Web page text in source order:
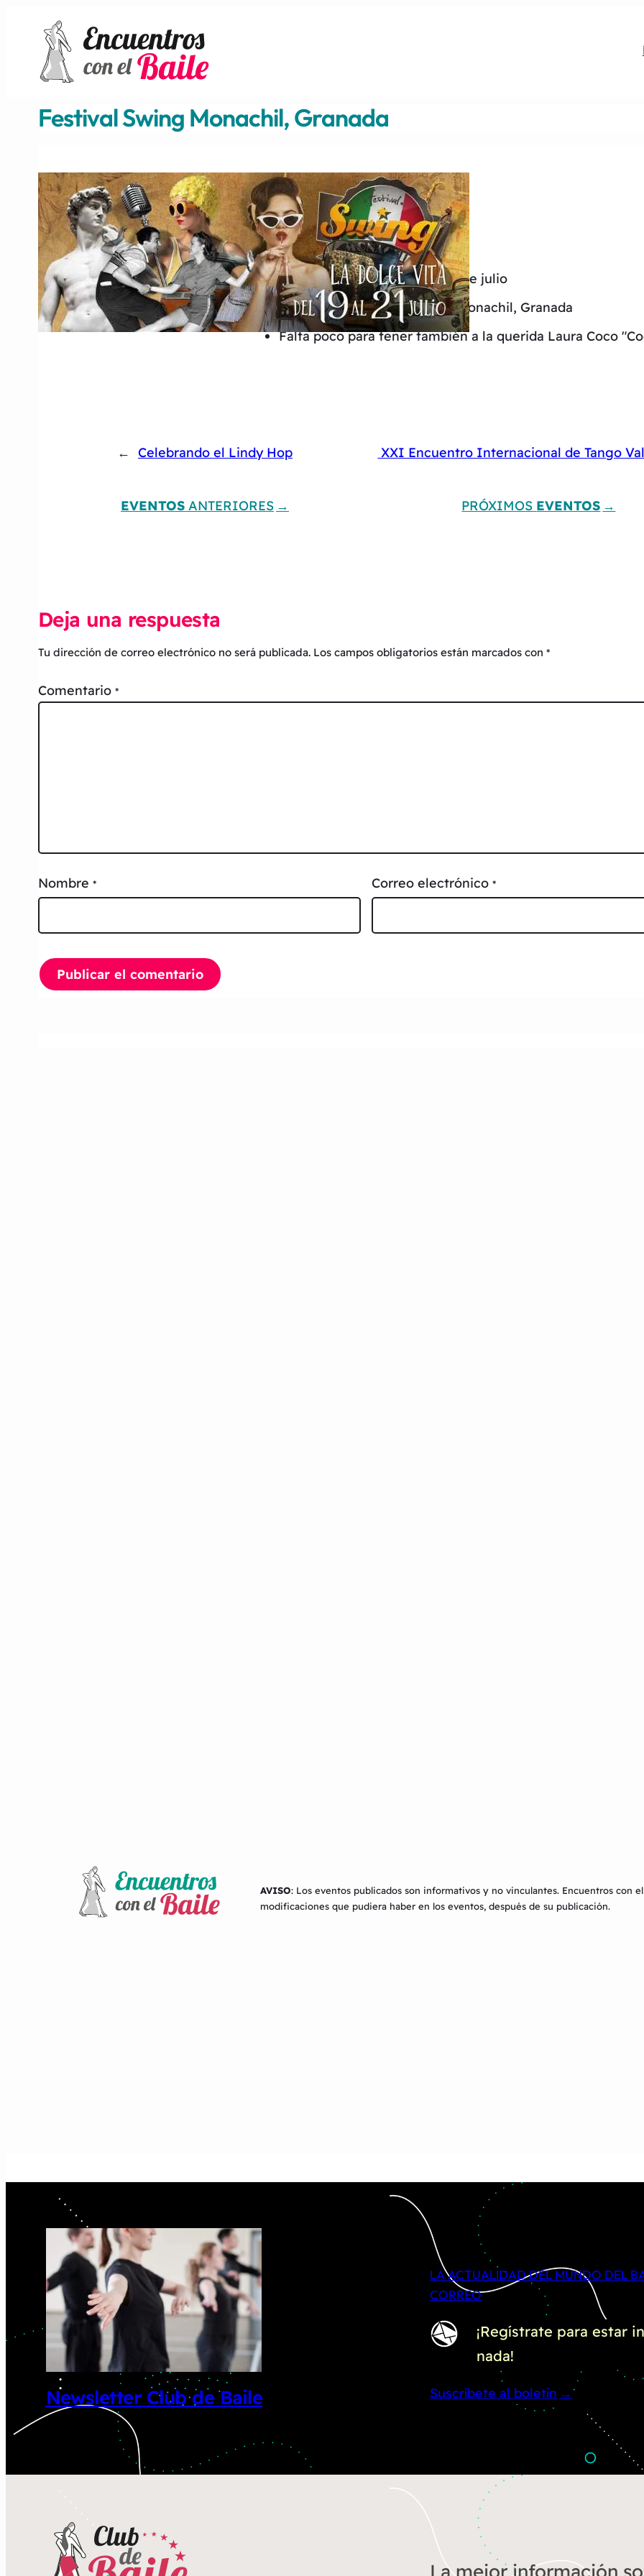
Festival Swing Monachil, Granada
La Dolce Vita
Ref.: 7039
Del viernes 19 al domingo 21 de julio
Festival Swing Monachil, en Monachil, Granada
Falta poco para tener también a la querida Laura Coco
← Celebrando el Lindy Hop XXI Encuentro Internacional de Tango
EVENTOSANTERIORES PRÓXIMOS EVENTOS
Deja una respuesta
Tu dirección de correo electrónico no será publicada. Los campos obligatorios están marcados con *
Comentario *
Nombre * Correo electrónico*
AVISO: Los eventos publicados son informativos y no vinculantes. Encuentros con
modificaciones que pudiera haber en los eventos, después de su publicación.
Newsletter Club de Baile
LA ACTUALIDAD DEL MUNDO DEL
CORREO
¡Regístrate para estar
nada!
Suscríbete al boletín
La mejor información